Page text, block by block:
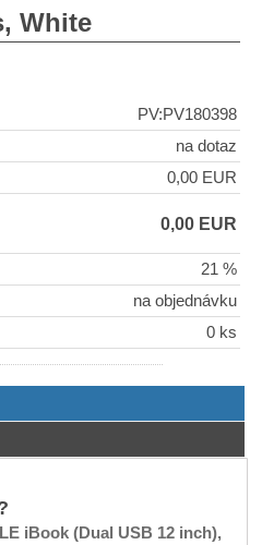
White
PV:PV180398
na dotaz
0,00 EUR
0,00 EUR
21 %
na objednávku
0 ks
iBook (Dual USB 12 inch),